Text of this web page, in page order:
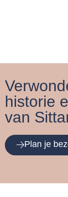
historie
van
Plan je